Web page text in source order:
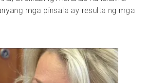
mga pinsala ay resulta ng mga